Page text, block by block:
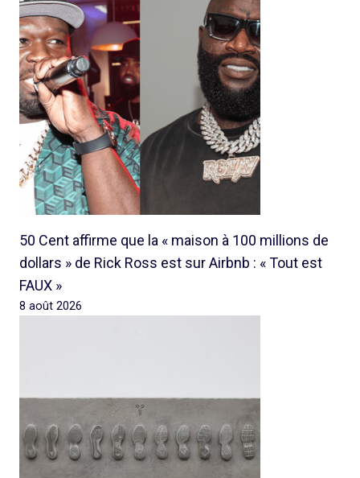
50 Cent affirme que la « maison à 100 millions de
dollars » de Rick Ross est sur Airbnb : « Tout est
FAUX »
8 août 2026